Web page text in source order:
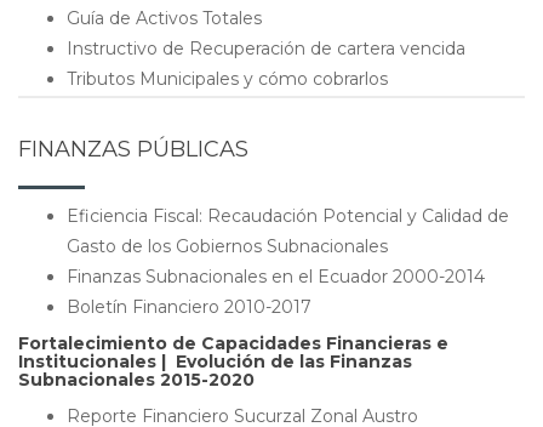
Guía de Activos Totales
Instructivo de Recuperación de cartera vencida
Tributos Municipales y cómo cobrarlos
FINANZAS PÚBLICAS
Eficiencia Fiscal: Recaudación Potencial y Calidad de
Gasto de los Gobiernos Subnacionales
Finanzas Subnacionales en el Ecuador 2000-2014
Boletín Financiero 2010-2017
Fortalecimiento de Capacidades Financieras e
Institucionales | Evolución de las Finanzas
Subnacionales 2015-2020
Reporte Financiero Sucurzal Zonal Austro